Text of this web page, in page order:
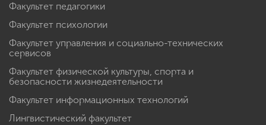
Факультет педагогики
Факультет психологии
Факультет управления и социально-технических
сервисов
Факультет физической культуры, спорта и
безопасности жизнедеятельности
Факультет информационных технологий
Лингвистический факультет